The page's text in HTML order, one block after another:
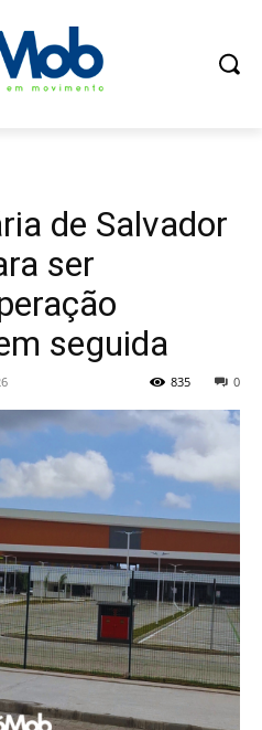
de Salvador
ser
seguida
0
835